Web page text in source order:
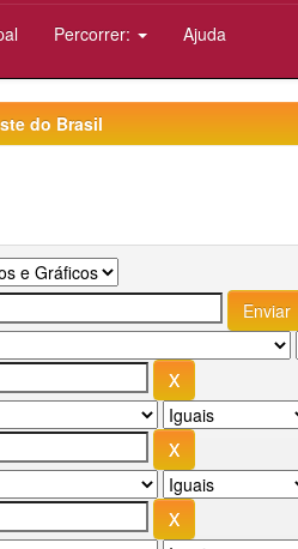
Percorrer: Ajuda
do Brasil